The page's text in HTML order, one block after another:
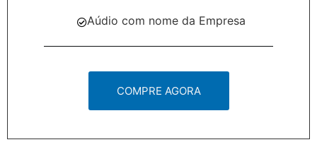
Aúdio com nome da Empresa
COMPRE AGORA